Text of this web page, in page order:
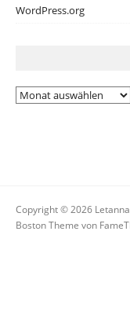
WordPress.org
Archiv
Copyright © 2026
Boston Theme von